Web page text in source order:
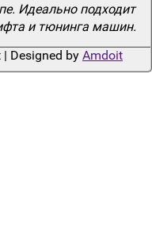
Идеально подходит
и тюнинга машин.
Designed by Amdoit